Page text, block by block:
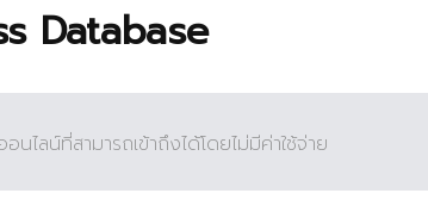
Database
ไลน์ที่สามารถเข้าถึงได้โดยไม่มีค่าใช้จ่าย